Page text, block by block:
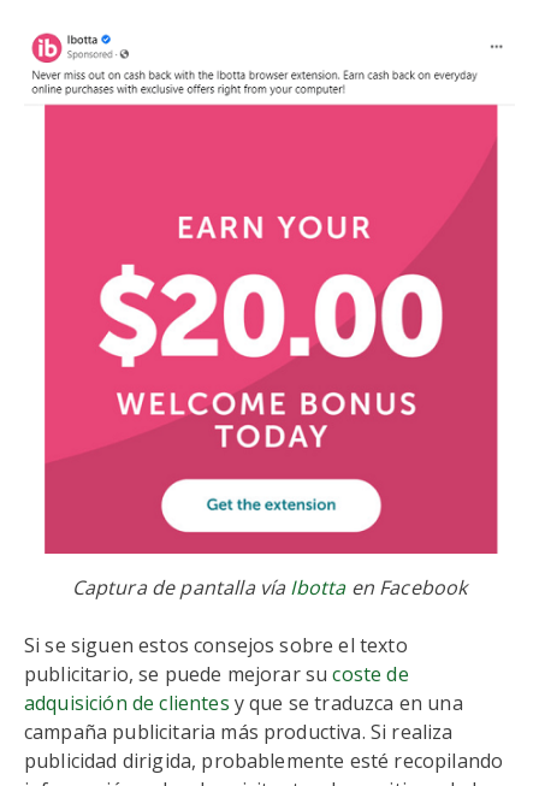
Captura de pantalla vía Ibottaen Facebook
Si se siguen estos consejos sobre el texto
publicitario, se puede mejorar sucoste de
adquisición de clientes y que se traduzca en una
campaña publicitaria más productiva. Si realiza
publicidad dirigida, probablemente esté recopilando